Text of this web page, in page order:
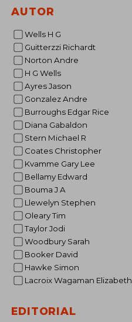
AUTOR
Wells H G
Guitterzzi Richardt
Norton Andre
H G Wells
Ayres Jason
Gonzalez Andre
Burroughs Edgar Rice
Diana Gabaldon
Stern Michael R
Coates Christopher
Kvamme Gary Lee
Bellamy Edward
Bouma J A
Llewelyn Stephen
Oleary Tim
Taylor Jodi
Woodbury Sarah
Booker David
Hawke Simon
Lacroix Wagaman Elizabeth
EDITORIAL